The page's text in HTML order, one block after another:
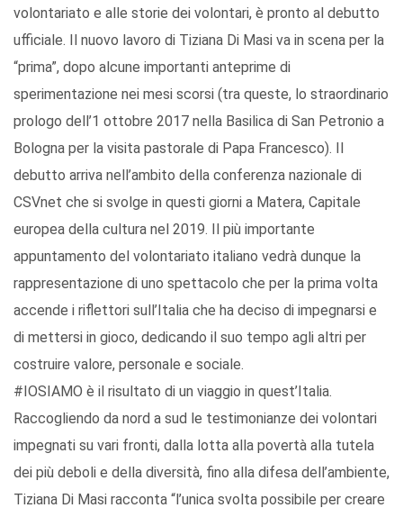
volontariato e alle storie dei volontari, è pronto al debutto
ufficiale. Il nuovo lavoro di Tiziana Di Masi va in scena per la
“prima”, dopo alcune importanti anteprime di
sperimentazione nei mesi scorsi (tra queste, lo straordinario
prologo dell’1 ottobre 2017 nella Basilica di San Petronio a
Bologna per la visita pastorale di Papa Francesco). Il
debutto arriva nell’ambito della conferenza nazionale di
CSVnet che si svolge in questi giorni a Matera, Capitale
europea della cultura nel 2019. Il più importante
appuntamento del volontariato italiano vedrà dunque la
rappresentazione di uno spettacolo che per la prima volta
accende i riflettori sull’Italia che ha deciso di impegnarsi e
di mettersi in gioco, dedicando il suo tempo agli altri per
costruire valore, personale e sociale.
#IOSIAMO è il risultato di un viaggio in quest’Italia.
Raccogliendo da nord a sud le testimonianze dei volontari
impegnati su vari fronti, dalla lotta alla povertà alla tutela
dei più deboli e della diversità, fino alla difesa dell’ambiente,
Tiziana Di Masi racconta “l’unica svolta possibile per creare